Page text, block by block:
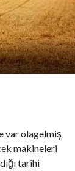
var olagelmiş
makineleri
tarihi